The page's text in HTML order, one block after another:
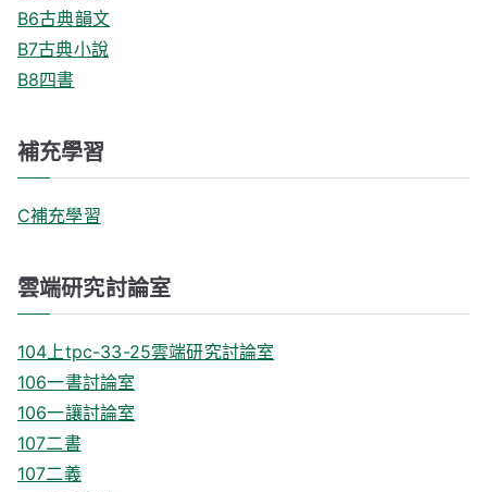
B6古典韻文
B7古典小說
B8四書
補充學習
C補充學習
雲端研究討論室
104上tpc-33-25雲端研究討論室
106一書討論室
106一讓討論室
107二書
107二義